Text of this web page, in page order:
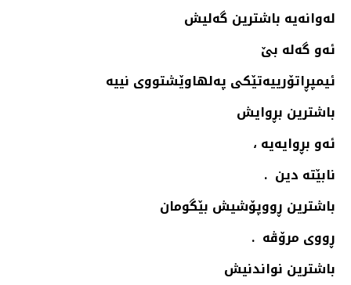
لەوانەیە باشترین گەلیش
ئەو گەلە بێ‌
ئیمپڕاتۆرییەتێكی پەلهاوێشتووی نییە
باشترین بڕوایش
ئەو بڕوایەیە ،
نابێتە دین .
باشترین ڕووپۆشیش بێگومان
ڕووی مرۆڤە .
باشترین نواندنیش